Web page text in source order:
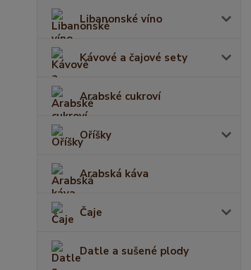
Libanonské víno
Kávové a čajové sety
Arabské cukroví
Oříšky
Arabská káva
Čaje
Datle a sušené plody